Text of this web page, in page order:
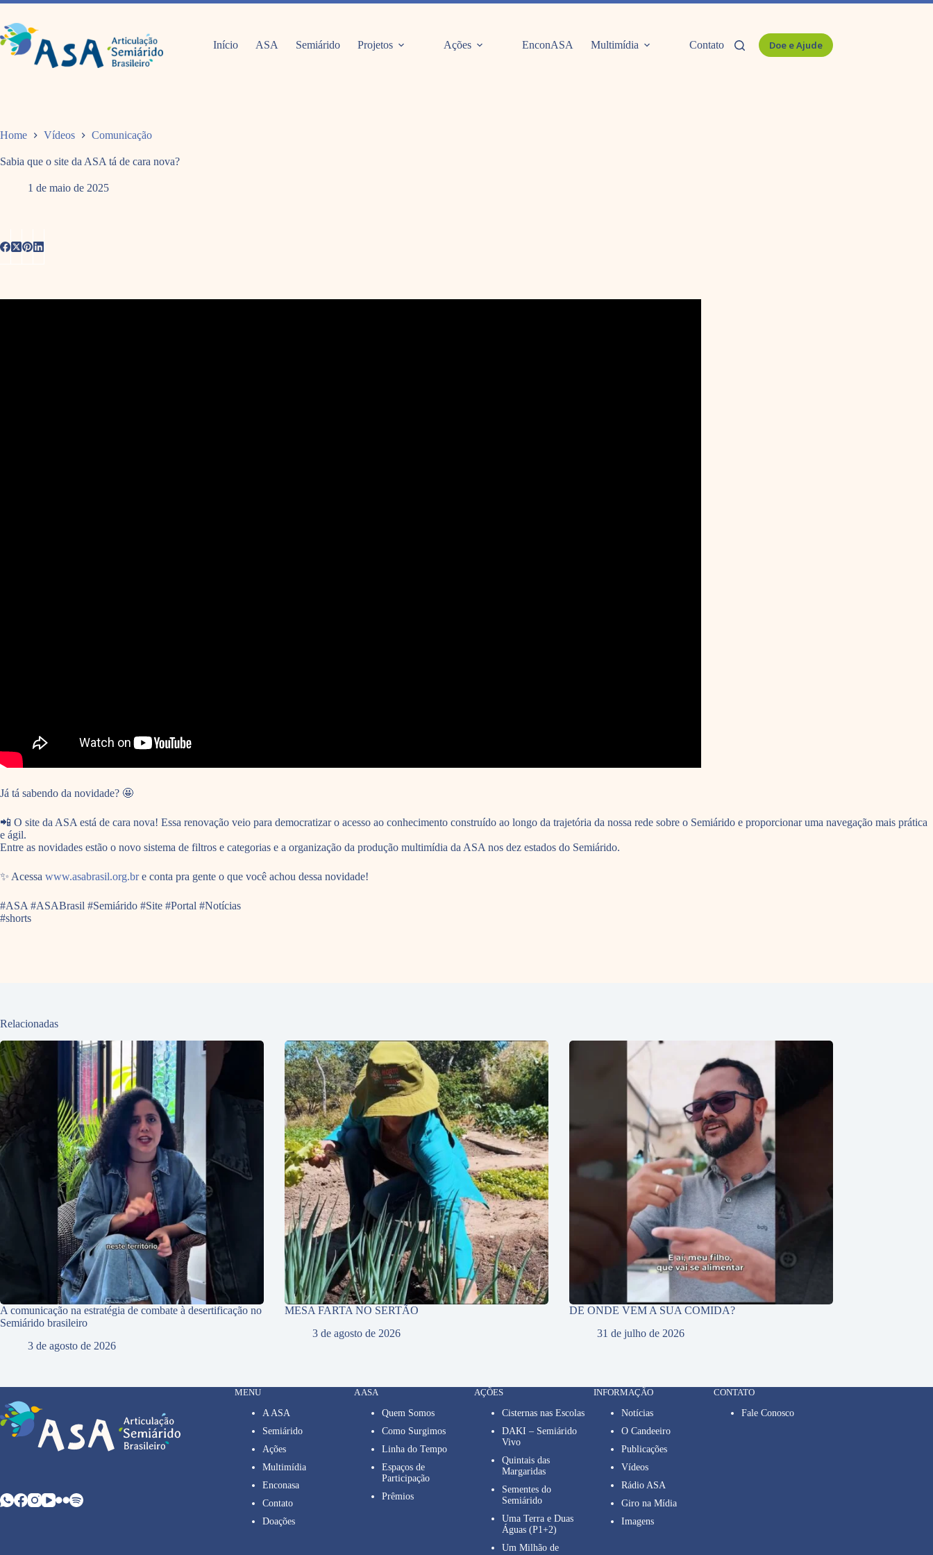
Pular
o
conteúdo
Início ASA Semiárido Projetos Ações EnconASA Multimídia Contato Doe e Ajude
Home Vídeos Comunicação
Sabia que o site da ASA tá de cara nova?
1 de maio de 2025
Já tá sabendo da novidade? 🤩
📲 O site da ASA está de cara nova! Essa renovação veio para democratizar o acesso ao conhecimento construído ao longo da trajetória da nossa rede sobre o Semiárido e proporcionar uma navegação mais prática
e ágil.
Entre as novidades estão o novo sistema de filtros e categorias e a organização da produção multimídia da ASA nos dez estados do Semiárido.
✨ Acessa www.asabrasil.org.bre conta pra gente o que você achou dessa novidade!
#ASA #ASABrasil #Semiárido #Site #Portal #Notícias
#shorts
Relacionadas
A comunicação na estratégia de combate à desertificação no
Semiárido brasileiro
3 de agosto de 2026
MESA FARTA NO SERTÃO
3 de agosto de 2026
DE ONDE VEM A SUA COMIDA?
31 de julho de 2026
MENU
A ASA
Semiárido
Ações
Multimídia
Enconasa
Contato
Doações
A ASA
Quem Somos
Como Surgimos
Linha do Tempo
Espaços de
Participação
Prêmios
AÇÕES
Cisternas nas Escolas
DAKI – Semiárido
Vivo
Quintais das
Margaridas
Sementes do
Semiárido
Uma Terra e Duas
Águas (P1+2)
Um Milhão de
INFORMAÇÃO
Notícias
O Candeeiro
Publicações
Vídeos
Rádio ASA
Giro na Mídia
Imagens
CONTATO
Fale Conosco